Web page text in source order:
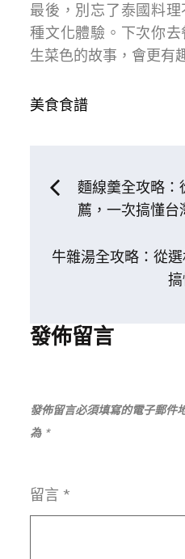
最後，別忘了泰國料
種文化體驗。下次你
生菜色的故事，會更有
美食食譜
文
覽
麵線羹全攻略：
薦，一次搞懂台
牛雜湯全攻略：從
發佈留言
發佈留言必須填寫的電子郵件
為 *
留言 *